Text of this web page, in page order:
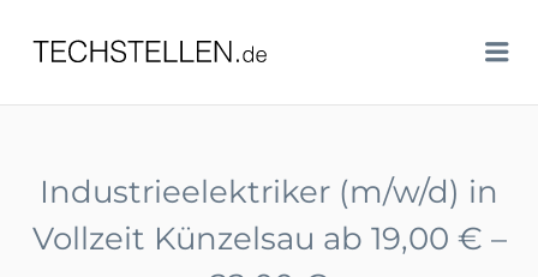
TECHSTELLEN.DE
Industrieelektriker (m/w/d) in
Vollzeit Künzelsau ab 19,00 € –